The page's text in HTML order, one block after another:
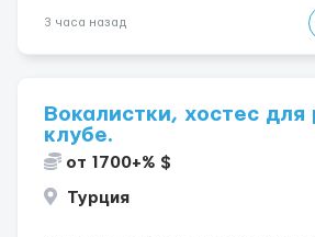
3 часа назад
Вокалистки, хостес для
клубе.
от 1700+% $
Турция